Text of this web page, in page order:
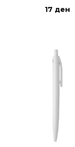
17 ден